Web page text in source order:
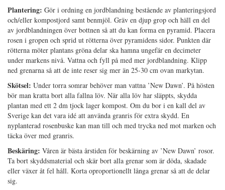
Plantering: Gör i ordning en jordblandning bestående av planteringsjord
och/eller kompostjord samt benmjöl. Gräv en djup grop och häll en del
av jordblandningen över bottnen så att du kan forma en pyramid. Placera
rosen i gropen och sprid ut rötterna över pyramidens sidor. Punkten där
rötterna möter plantans gröna delar ska hamna ungefär en decimeter
under markens nivå. Vattna och fyll på med mer jordblandning. Klipp
ned grenarna så att de inte reser sig mer än 25-30 cm ovan markytan.
Skötsel: Under torra somrar behöver man vattna ’New Dawn’. På hösten
bör man kratta bort alla fallna löv. När alla löv har släppts, skydda
plantan med ett 2 dm tjock lager kompost. Om du bor i en kall del av
Sverige kan det vara idé att använda granris för extra skydd. En
nyplanterad rosenbuske kan man till och med trycka ned mot marken och
täcka över med granris.
Beskäring: Våren är bästa årstiden för beskärning av ’New Dawn’ rosor.
Ta bort skyddsmaterial och skär bort alla grenar som är döda, skadade
eller växer åt fel håll. Korta oproportionellt långa grenar så att de delar
sig.